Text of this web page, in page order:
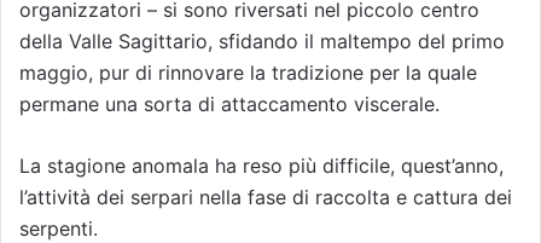
organizzatori – si sono riversati nel piccolo centro
della Valle Sagittario, sfidando il maltempo del primo
maggio, pur di rinnovare la tradizione per la quale
permane una sorta di attaccamento viscerale.
La stagione anomala ha reso più difficile, quest’anno,
l’attività dei serpari nella fase di raccolta e cattura dei
serpenti.